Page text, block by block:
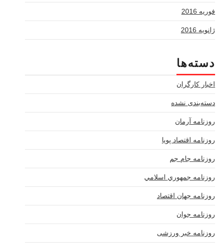
فوریه 2016
ژانویه 2016
دسته‌ها
اخبار کارگران
دسته‌بندی نشده
روزنامه آرمان
روزنامه اقتصاد پویا
روزنامه جام جم
روزنامه جمهوري اسلامي
روزنامه جهان اقتصاد
روزنامه جوان
روزنامه خبر ورزشى